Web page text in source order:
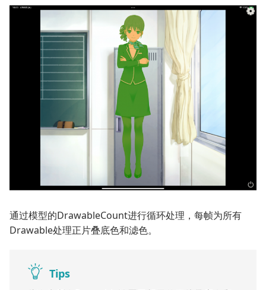
通过模型的DrawableCount进行循环处理，每帧为所有
Drawable处理正片叠底色和滤色。
Tips